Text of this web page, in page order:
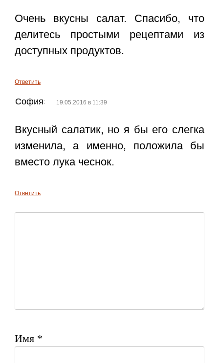
Очень вкусны салат. Спасибо, что
делитесь простыми рецептами из
доступных продуктов.
Ответить
София: 19.05.2016 в 11:39
Вкусный салатик, но я бы его слегка
изменила, а именно, положила бы
вместо лука чеснок.
Ответить
Имя *